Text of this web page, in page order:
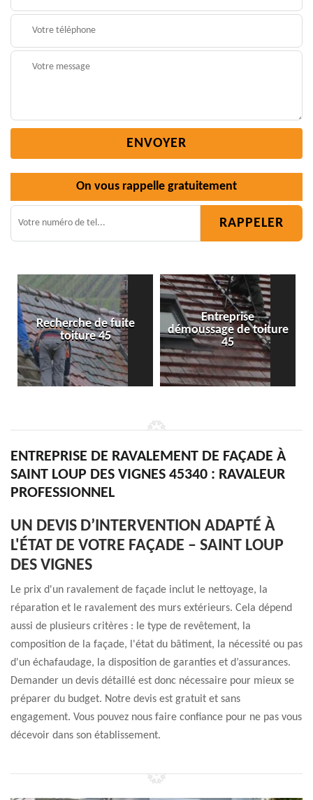
On vous rappelle gratuitement
Entreprise
démoussage de toiture
45
Isolation toiture 45
ENTREPRISE DE RAVALEMENT DE FAÇADE À
SAINT LOUP DES VIGNES 45340 : RAVALEUR
PROFESSIONNEL
UN DEVIS D’INTERVENTION ADAPTÉ À
L'ÉTAT DE VOTRE FAÇADE – SAINT LOUP
DES VIGNES
Le prix d'un ravalement de façade inclut le nettoyage, la
réparation et le ravalement des murs extérieurs. Cela dépend
aussi de plusieurs critères : le type de revêtement, la
composition de la façade, l'état du bâtiment, la nécessité ou pas
d'un échafaudage, la disposition de garanties et d’assurances.
Demander un devis détaillé est donc nécessaire pour mieux se
préparer du budget. Notre devis est gratuit et sans
engagement. Vous pouvez nous faire confiance pour ne pas vous
décevoir dans son établissement.